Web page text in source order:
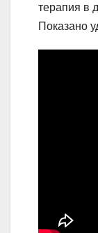
терапия в
Показано